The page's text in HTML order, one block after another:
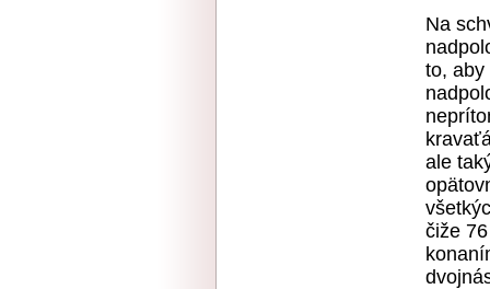
Na
to, aby
ale
čiže